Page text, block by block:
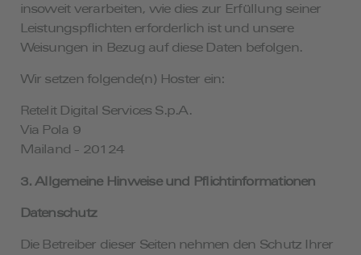
insoweit verarbeiten, wie dies zur Erfüllung seiner
Leistungspflichten erforderlich ist und unsere
Weisungen in Bezug auf diese Daten befolgen.
Wir setzen folgende(n) Hoster ein:
Retelit Digital Services S.p.A.
Via Pola 9
Mailand - 20124
3. Allgemeine Hinweise und Pflicht­informationen
Datenschutz
Die Betreiber dieser Seiten nehmen den Schutz Ihrer